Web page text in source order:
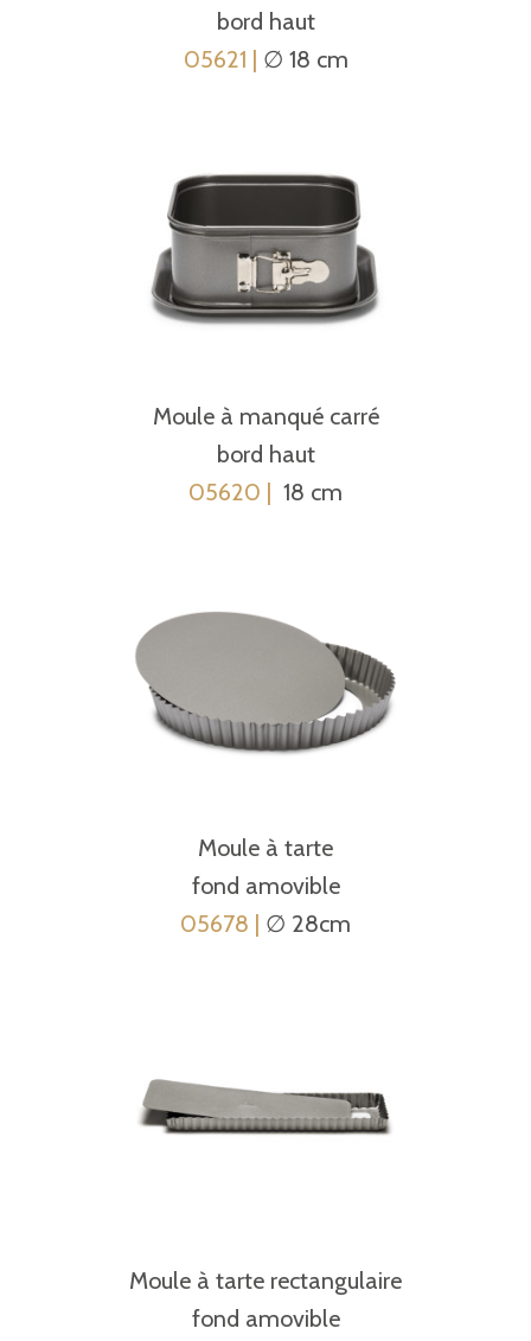
bord haut
05621 | ∅ 18 cm
Moule à manqué carré
bord haut
05620 | 18 cm
Moule à tarte
fond amovible
05678 | ∅ 28cm
Moule à tarte rectangulaire
fond amovible